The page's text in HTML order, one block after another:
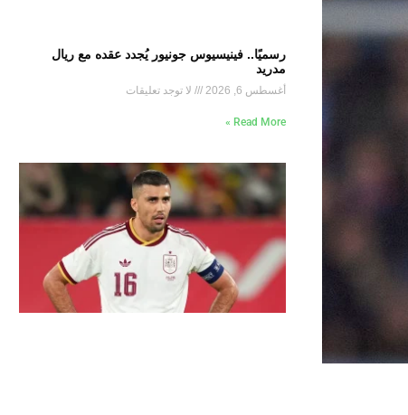
رسميًا.. فينيسيوس جونيور يُجدد عقده مع ريال
مدريد
أغسطس 6, 2026 لا توجد تعليقات
Read More »